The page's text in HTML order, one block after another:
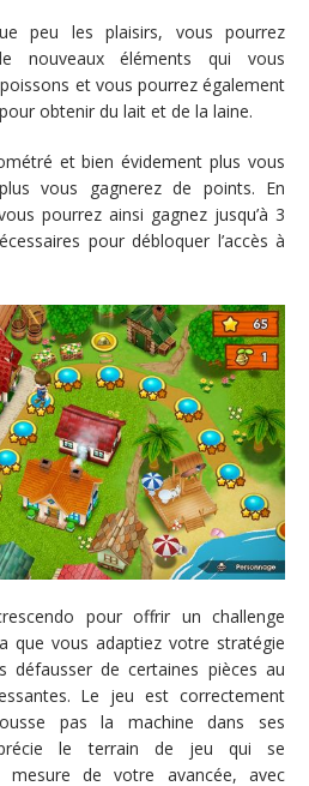
peu les plaisirs, vous pourrez
nouveaux éléments qui vous
et vous pourrez également
obtenir du lait et de la laine.
et bien évidement plus vous
vous gagnerez de points. En
pourrez ainsi gagnez jusqu’à 3
pour débloquer l’accès à
pour offrir un challenge
que vous adaptiez votre stratégie
défausser de certaines pièces au
Le jeu est correctement
pas la machine dans ses
le terrain de jeu qui se
de votre avancée, avec